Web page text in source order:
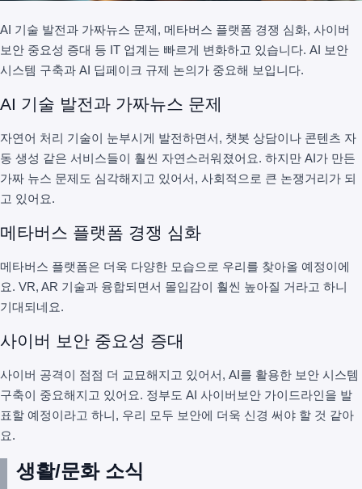
AI 기술 발전과 가짜뉴스 문제, 메타버스 플랫폼 경쟁 심화, 사이버
보안 중요성 증대 등 IT 업계는 빠르게 변화하고 있습니다. AI 보안
시스템 구축과 AI 딥페이크 규제 논의가 중요해 보입니다.
AI 기술 발전과 가짜뉴스 문제
자연어 처리 기술이 눈부시게 발전하면서, 챗봇 상담이나 콘텐츠 자
동 생성 같은 서비스들이 훨씬 자연스러워졌어요. 하지만 AI가 만든
가짜 뉴스 문제도 심각해지고 있어서, 사회적으로 큰 논쟁거리가 되
고 있어요.
메타버스 플랫폼 경쟁 심화
메타버스 플랫폼은 더욱 다양한 모습으로 우리를 찾아올 예정이에
요. VR, AR 기술과 융합되면서 몰입감이 훨씬 높아질 거라고 하니
기대되네요.
사이버 보안 중요성 증대
사이버 공격이 점점 더 교묘해지고 있어서, AI를 활용한 보안 시스템
구축이 중요해지고 있어요. 정부도 AI 사이버보안 가이드라인을 발
표할 예정이라고 하니, 우리 모두 보안에 더욱 신경 써야 할 것 같아
요.
생활/문화 소식